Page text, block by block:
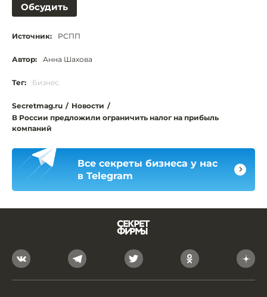
Обсудить
Источник: РСПП
Автор: Анна Шахова
Тег: Бизнес
Secretmag.ru / Новости /
В России предложили ограничить налог на прибыль
компаний
Все секреты бизнеса у нас
в Telegram